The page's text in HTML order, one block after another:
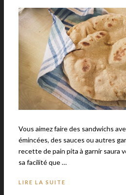
Vous aimez faire des sandwichs
émincées, des sauces ou autres
recette de pain pita à garnir saura
sa facilité que …
LIRE LA SUITE